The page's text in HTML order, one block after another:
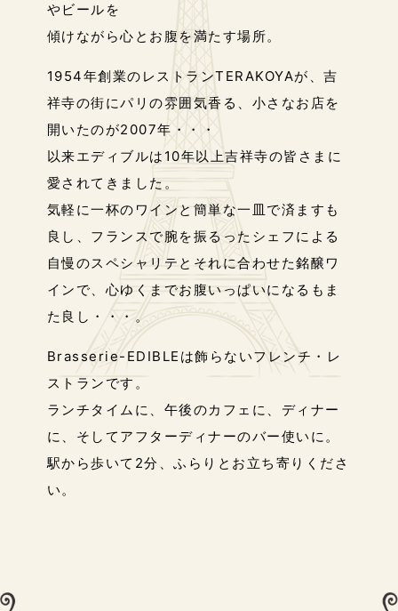
やビールを
傾けながら心とお腹を満たす場所。
1954年創業のレストランTERAKOYAが、吉
祥寺の街にパリの雰囲気香る、 小さなお店を
開いたのが2007年・・・
以来エディブルは10年以上吉祥寺の皆さまに
愛されてきました。
気軽に一杯のワインと簡単な一皿で済ますも
良し、 フランスで腕を振るったシェフによる
自慢のスペシャリテとそれに合わせた銘醸ワ
インで、心ゆくまでお腹いっぱいになるもま
た良し・・・。
Brasserie-EDIBLEは飾らないフレンチ・レ
ストランです。
ランチタイムに、午後のカフェに、ディナー
に、 そしてアフターディナーのバー使いに。
駅から歩いて2分、ふらりとお立ち寄りくださ
い。